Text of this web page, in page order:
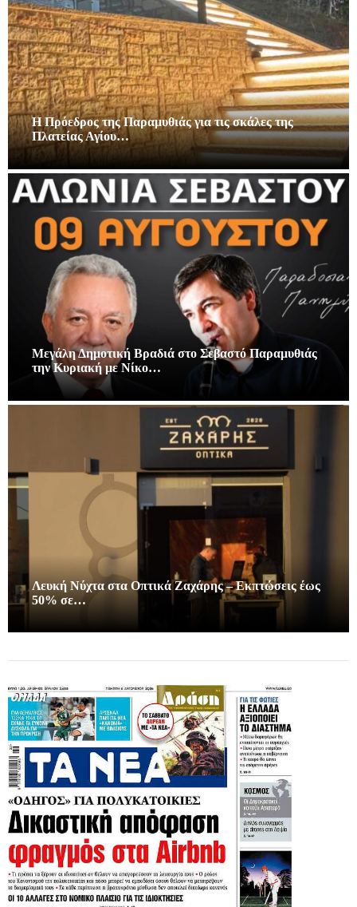
Η Πρόεδρος της Παραμυθιάς για τις σκάλες της
Πλατείας Αγίου…
Μεγάλη Δημοτική Βραδιά στο Σεβαστό Παραμυθιάς
την Κυριακή με Νίκο…
Λευκή Νύχτα στα Οπτικά Ζαχάρης – Εκπτώσεις έως
50% σε…